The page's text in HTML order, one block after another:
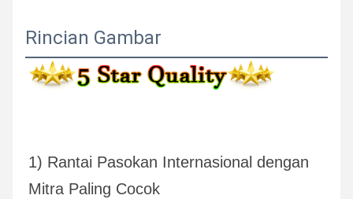
Rincian Gambar
1) Rantai Pasokan Internasional dengan
Mitra Paling Cocok